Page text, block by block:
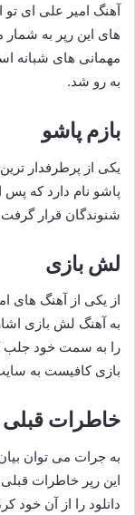
آهنگ امیر علی ای تو
های این رپر به شمار
مهمانی های شبانه
به رو شد.
بازم پاشو
یکی از پرطرفدار
پاشو نام دارد که پس
شنوندگان قرار
لش بازی
از یکی از آهنگ های
به آهنگ لش بازی
را به سمت خود جلب
بازی کافیست به
خاطرات قبلی
به جرات می توان
این رپر خاطرات
دانلود را از آن خود